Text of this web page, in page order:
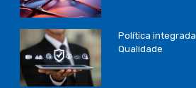
Política
Qualidade